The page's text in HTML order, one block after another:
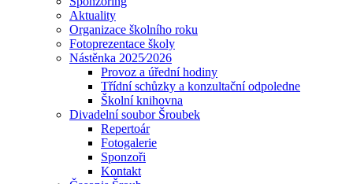
Aktuality
Organizace školního roku
Fotoprezentace školy
Nástěnka 2025⁄2026
Provoz a úřední hodiny
Třídní schůzky a konzultační odpoledne
Školní knihovna
Divadelní soubor Šroubek
Repertoár
Fotogalerie
Sponzoři
Kontakt